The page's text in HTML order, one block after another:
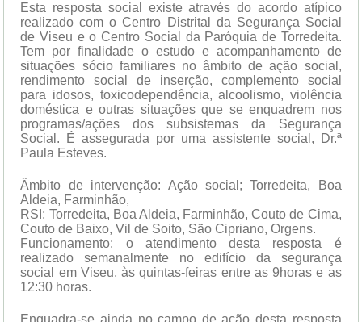
Esta resposta social existe através do acordo atípico
realizado com o Centro Distrital da Segurança Social
de Viseu e o Centro Social da Paróquia de Torredeita.
Tem por finalidade o estudo e acompanhamento de
situações sócio familiares no âmbito de ação social,
rendimento social de inserção, complemento social
para idosos, toxicodependência, alcoolismo, violência
doméstica e outras situações que se enquadrem nos
programas/ações dos subsistemas da Segurança
Social. É assegurada por uma assistente social, Dr.ª
Paula Esteves.
Âmbito de intervenção: Ação social; Torredeita, Boa
Aldeia, Farminhão,
RSI; Torredeita, Boa Aldeia, Farminhão, Couto de Cima,
Couto de Baixo, Vil de Soito, São Cipriano, Orgens.
Funcionamento: o atendimento desta resposta é
realizado semanalmente no edifício da segurança
social em Viseu, às quintas-feiras entre as 9horas e as
12:30 horas.